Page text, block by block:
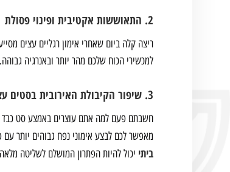
2. התאוששות אקטיבית ופינוי פסולת
למכשירי הכוח שלכם מהר יותר ובאנרגיה גבוהה.
3. שיפור הקיבולת האירובית בסטים עצמם
מאפשר לכם לבצע אימוני נפח גבוהים יותר
ביתי יכול להיות הפתרון המושלם לשליטה